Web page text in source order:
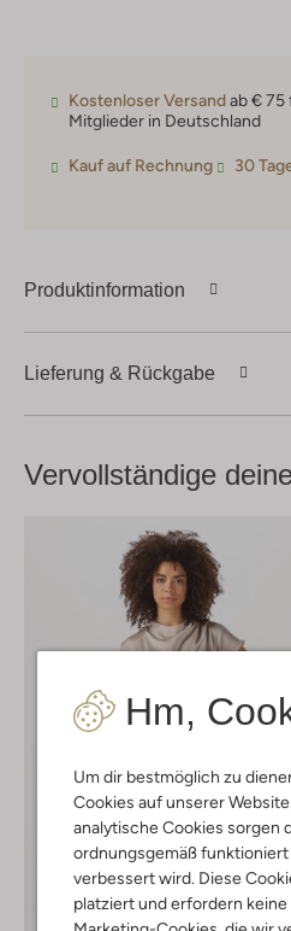
Hm,
Um dir bestmöglich zu
Cookies auf unserer
analytische Cookies sorgen
ordnungsgemäß
verbessert wird. Diese
platziert und erfordern
Kostenloser Versandab € 75
Mitglieder in Deutschland
Kauf auf Rechnung 30
Produktinformation
Lieferung & Rückgabe
Vervollständige